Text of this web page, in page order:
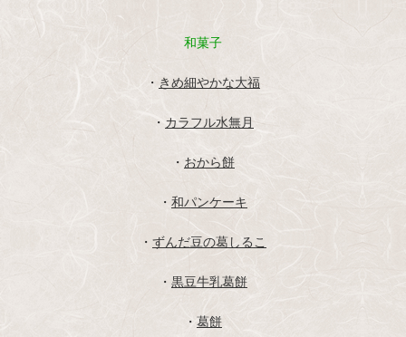
和菓子
・ きめ細やかな大福
・ カラフル水無月
・ おから餅
・ 和パンケーキ
・ ずんだ豆の葛しるこ
・ 黒豆牛乳葛餅
・ 葛餅